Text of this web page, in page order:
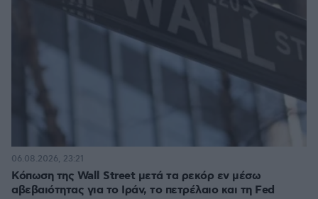
Κόπωση της Wall Street μετά τα ρεκόρ εν μέσω
αβεβαιότητας για το Ιράν, το πετρέλαιο και τη Fed
06.08.2026, 23:21